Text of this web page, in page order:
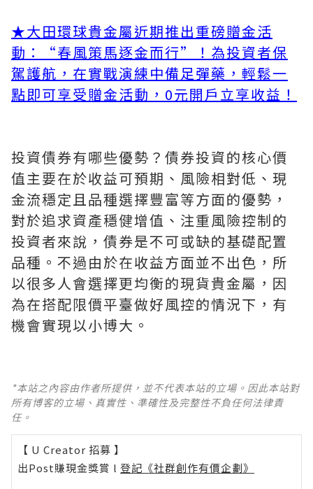
★大田環球貴金屬近期推出重磅贈金活
動：“春風策馬逐金而行”！為投資者保
駕護航，在實戰演練中備足彈藥，輕鬆一
點即可享受贈金活動，0元開戶立享收益！
投資債券有哪些優勢？債券投資的核心價
值主要在於收益可預期、風險相對低、現
金流穩定且品種選擇豐富等方面的優勢，
對於追求資產穩健增值、注重風險控制的
投資者來說，債券是不可或缺的基礎配置
品種。不過由於在收益方面並不出色，所
以很多人會選擇更均衡的現貨貴金屬，因
為在搭配限價平臺做好風控的情況下，有
機會實現以小博大。
*本站之內容由作者所提供，並不代表本站的立場。因此本站對
所有博客的立場、真實性、準確性及完整性不負任何法律責
任。
【 U Creator 招募 】
出Post賺現金獎賞 l 登記《社群創作有價企劃》